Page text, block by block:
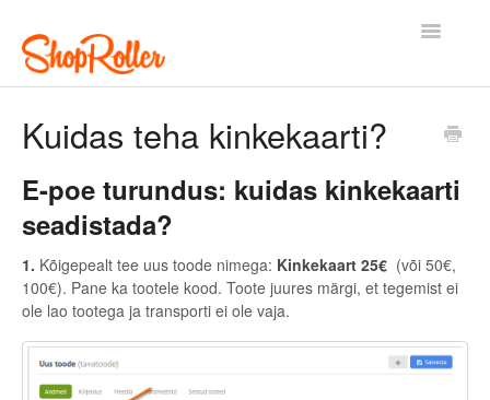
Toggle
Kuidas teha kinkekaarti?
E-poe turundus: kuidas kinkekaarti
seadistada?
1. Kõigepealt tee uus toode nimega: Kinkekaart 25€ (või 50€,
100€). Pane ka tootele kood. Toote juures märgi, et tegemist ei
ole lao tootega ja transporti ei ole vaja.